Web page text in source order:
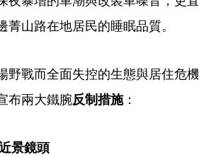
菁山路在地居民的睡眠品質。
野戰而全面失控的生態與居住危機
布兩大鐵腕反制措施：
景鏡頭